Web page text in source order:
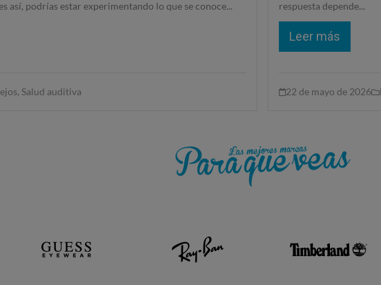
respuesta depende...
Leer más
22 de mayo de 2026
así, podrías estar experimentando lo que se conoce...
, Salud auditiva